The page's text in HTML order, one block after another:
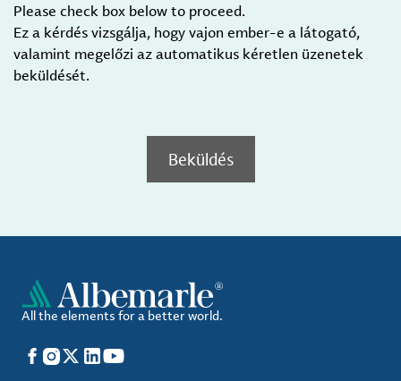
Please check box below to proceed.
Ez a kérdés vizsgálja, hogy vajon ember-e a látogató,
valamint megelőzi az automatikus kéretlen üzenetek
beküldését.
Beküldés
All the elements for a better world.
Facebook
Instagram
X LinkedIn
YouTube